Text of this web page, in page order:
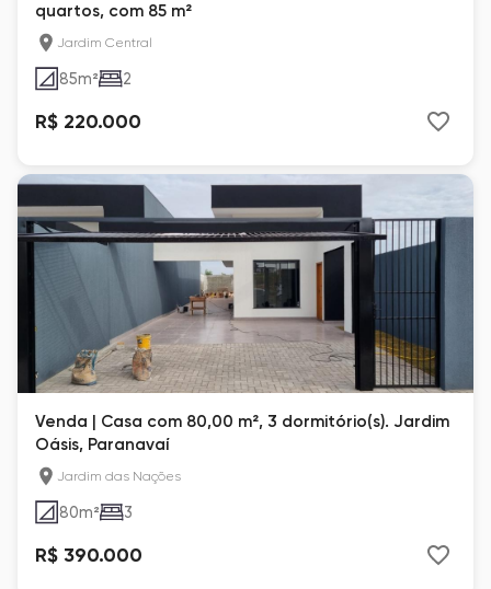
quartos, com 85 m²
Jardim Central
85m² 2
R$ 220.000
Venda | Casa com 80,00 m², 3 dormitório(s). Jardim
Oásis, Paranavaí
Jardim das Nações
80m² 3
R$ 390.000